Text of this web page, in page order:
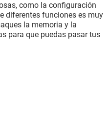
como la configuración
diferentes funciones es muy
la memoria y la
para que puedas pasar tus